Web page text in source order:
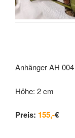
Anhänger AH 004
Höhe: 2 cm
Preis: 155,-€